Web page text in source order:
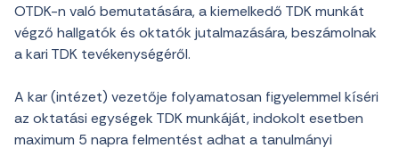
OTDK-n való bemutatására, a kiemelkedő TDK munkát
végző hallgatók és oktatók jutalmazására, beszámolnak
a kari TDK tevékenységéről.
A kar (intézet) vezetője folyamatosan figyelemmel kíséri
az oktatási egységek TDK munkáját, indokolt esetben
maximum 5 napra felmentést adhat a tanulmányi